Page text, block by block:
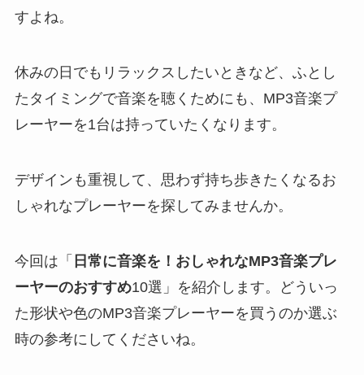
すよね。
休みの日でもリラックスしたいときなど、ふとし
たタイミングで音楽を聴くためにも、MP3音楽プ
レーヤーを1台は持っていたくなります。
デザインも重視して、思わず持ち歩きたくなるお
しゃれなプレーヤーを探してみませんか。
今回は「 日常に音楽を！おしゃれなMP3音楽プレ
ーヤーのおすすめ10選」を紹介します。どういっ
た形状や色のMP3音楽プレーヤーを買うのか選ぶ
時の参考にしてくださいね。